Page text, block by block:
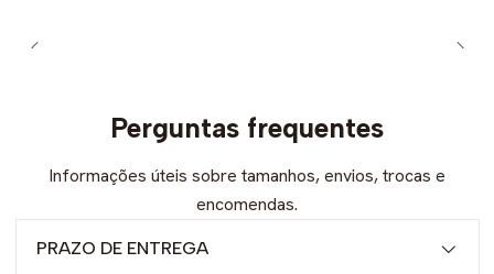
Perguntas frequentes
Informações úteis sobre tamanhos, envios, trocas e
encomendas.
PRAZO DE ENTREGA